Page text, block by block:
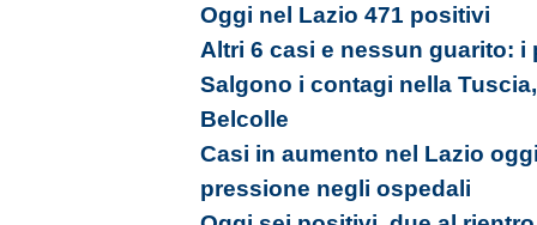
Oggi nel Lazio 471 positivi
Altri 6 casi e nessun guarito:
Salgono i contagi nella
Belcolle
Casi in aumento nel Lazio
pressione negli ospedali